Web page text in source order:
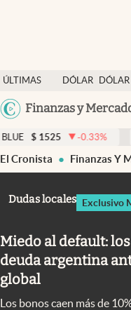
ÚLTIMAS
NOTICIAS
DÓLAR
DÓLAR
Finanzas y
Dólar
Members
Economía y Política
Finanzas y Mercados
Columnistas
Otras secciones
-0.33% DÓLAR
El Cronista Finanzas Y
Dudas locales Exclusivo
Miedo al default:
deuda argentina
global
Los bonos caen más de